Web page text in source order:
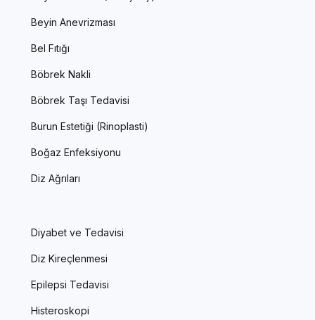
Beyin Anevrizması
Bel Fıtığı
Böbrek Nakli
Böbrek Taşı Tedavisi
Burun Estetiği (Rinoplasti)
Boğaz Enfeksiyonu
Diz Ağrıları
Diyabet ve Tedavisi
Diz Kireçlenmesi
Epilepsi Tedavisi
Histeroskopi